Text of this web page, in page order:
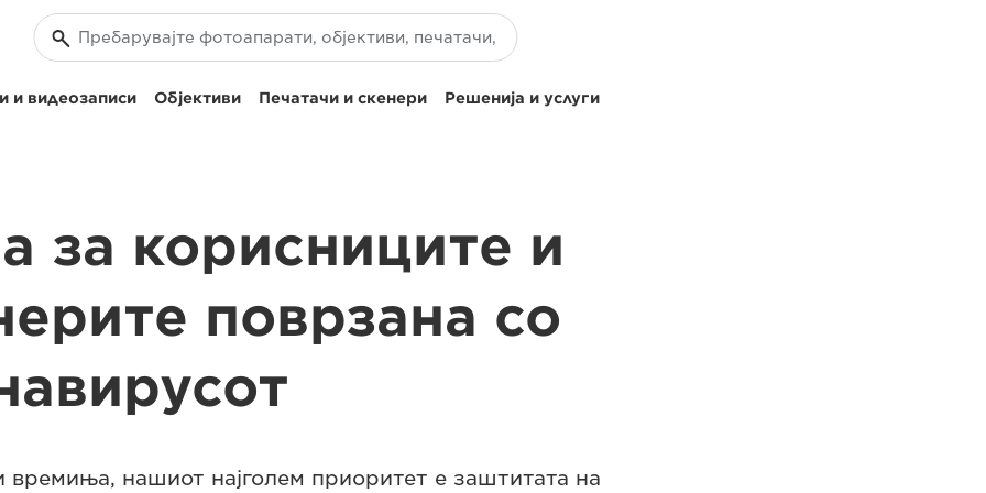
и видеозаписи Објективи Печатачи и скенери Решенија и услуги
за корисниците и
поврзана со
нашиот најголем приоритет е заштитата на